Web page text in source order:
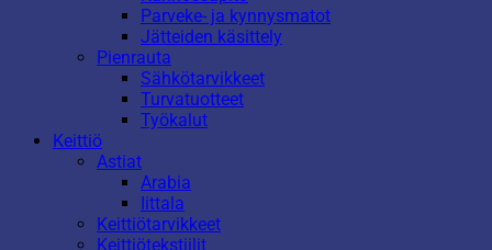
Parveke- ja kynnysmatot
Jätteiden käsittely
Pienrauta
Sähkötarvikkeet
Turvatuotteet
Työkalut
Keittiö
Astiat
Arabia
Iittala
Keittiötarvikkeet
Keittiötekstiilit